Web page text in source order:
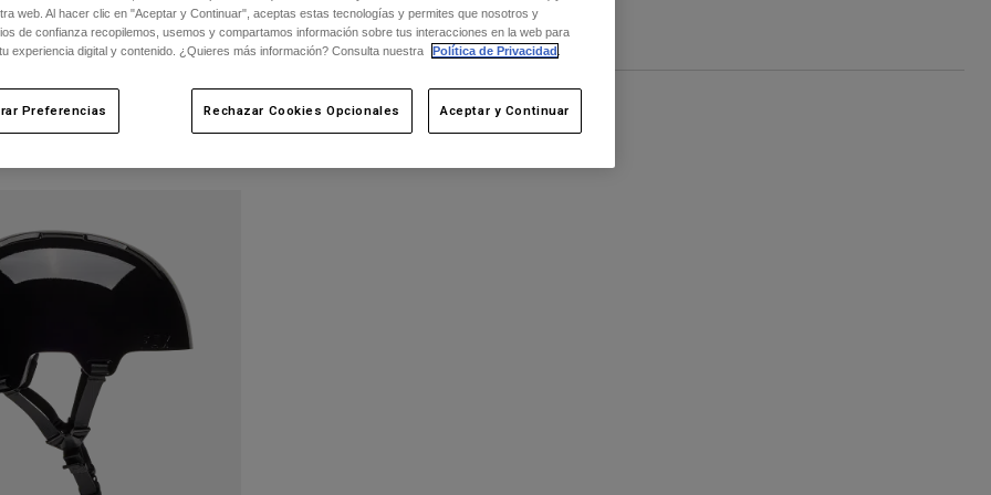
web. Al hacer clic en "Aceptar y Continuar", aceptas estas tecnologías y permites que nosotros y
de confianza recopilemos, usemos y compartamos información sobre tus interacciones en la web para
experiencia digital y contenido. ¿Quieres más información? Consulta nuestra
Política de Privacidad
Preferencias Rechazar Cookies Opcionales Aceptar y Continuar